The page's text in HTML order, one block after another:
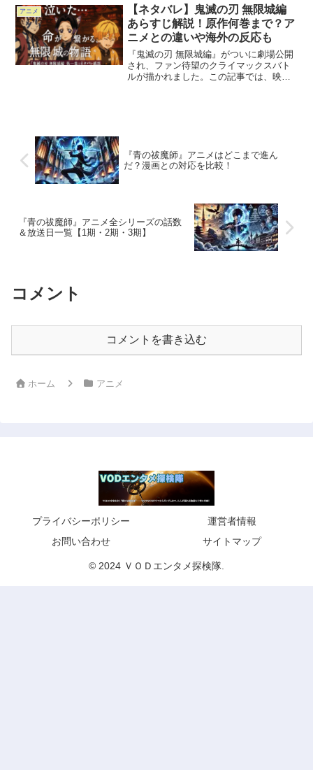
る豪華声優陣をまとめました。第1期・第
2期・第3期の各...
アニメ
【ネタバレ】鬼滅の刃 無限城編
あらすじ解説！原作何巻まで？ア
ニメとの違いや海外の反応も
『鬼滅の刃 無限城編』がついに劇場公開
され、ファン待望のクライマックスバト
ルが描かれました。この記事では、映画
『青の祓魔師』アニメはどこまで進ん
だ？漫画との対応を比較！
『青の祓魔師』アニメ全シリーズの話数
＆放送日一覧【1期・2期・3期】
コメント
コメントを書き込む
ホーム アニメ
プライバシーポリシー
運営者情報
お問い合わせ
サイトマップ
© 2024 ＶＯＤエンタメ探検隊.